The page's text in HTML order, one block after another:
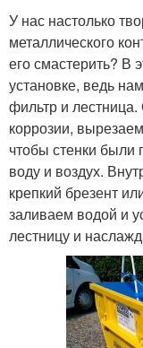
У нас настолько
металлического
его смастерить? В
установке, ведь
фильтр и
коррозии,
чтобы стенки были
воду и воздух.
крепкий брезент
заливаем водой и
лестницу и